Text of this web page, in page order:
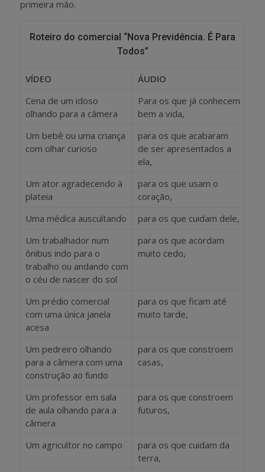
primeira mão.
Roteiro do comercial “Nova Previdência. É Para
Todos”
VÍDEO
ÁUDIO
Cena de um idoso
olhando para a câmera
Para os que já conhecem
bem a vida,
Um bebê ou uma criança
com olhar curioso
para os que acabaram
de ser apresentados a
ela,
Um ator agradecendo à
plateia
para os que usam o
coração,
Uma médica auscultando
para os que cuidam dele,
Um trabalhador num
ônibus indo para o
trabalho ou andando com
o céu de nascer do sol
para os que acordam
muito cedo,
Um prédio comercial
com uma única janela
acesa
para os que ficam até
muito tarde,
Um pedreiro olhando
para a câmera com uma
construção ao fundo
para os que constroem
casas,
Um professor em sala
de aula olhando para a
câmera
para os que constroem
futuros,
Um agricultor no campo
para os que cuidam da
terra,